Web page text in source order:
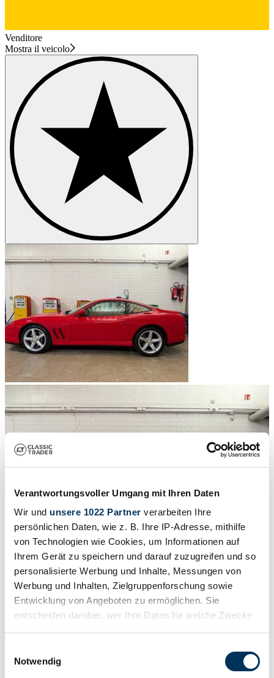
Verantwortungsvoller Umgang mit Ihren Daten
Wir und unsere 1022 Partner verarbeiten Ihre
persönlichen Daten, wie z. B. Ihre IP-Adresse, mithilfe
von Technologien wie Cookies, um Informationen auf
Ihrem Gerät zu speichern und darauf zuzugreifen und so
personalisierte Werbung und Inhalte, Messungen von
Werbung und Inhalten, Zielgruppenforschung sowie
Entwicklung von Angeboten zu ermöglichen. Sie
entscheiden darüber, wer Ihre Daten für welche Zwecke
Trigger Symbol ändern oder widerrufen
Notwendig
Venditore
Mostra il veicolo
/17
2002 | Ferrari 575M Maranello
Ferrari 575
124.900 €